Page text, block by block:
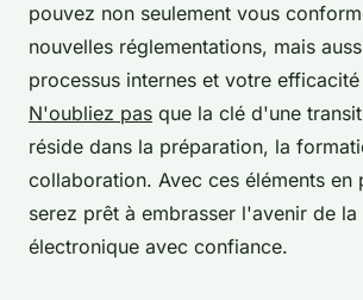
pouvez non seulement vous
nouvelles réglementations, mais
processus internes et votre
N'oubliez pas que la clé d'une
réside dans la préparation, la
collaboration. Avec ces éléments en
serez prêt à embrasser l'avenir de
électronique avec confiance.